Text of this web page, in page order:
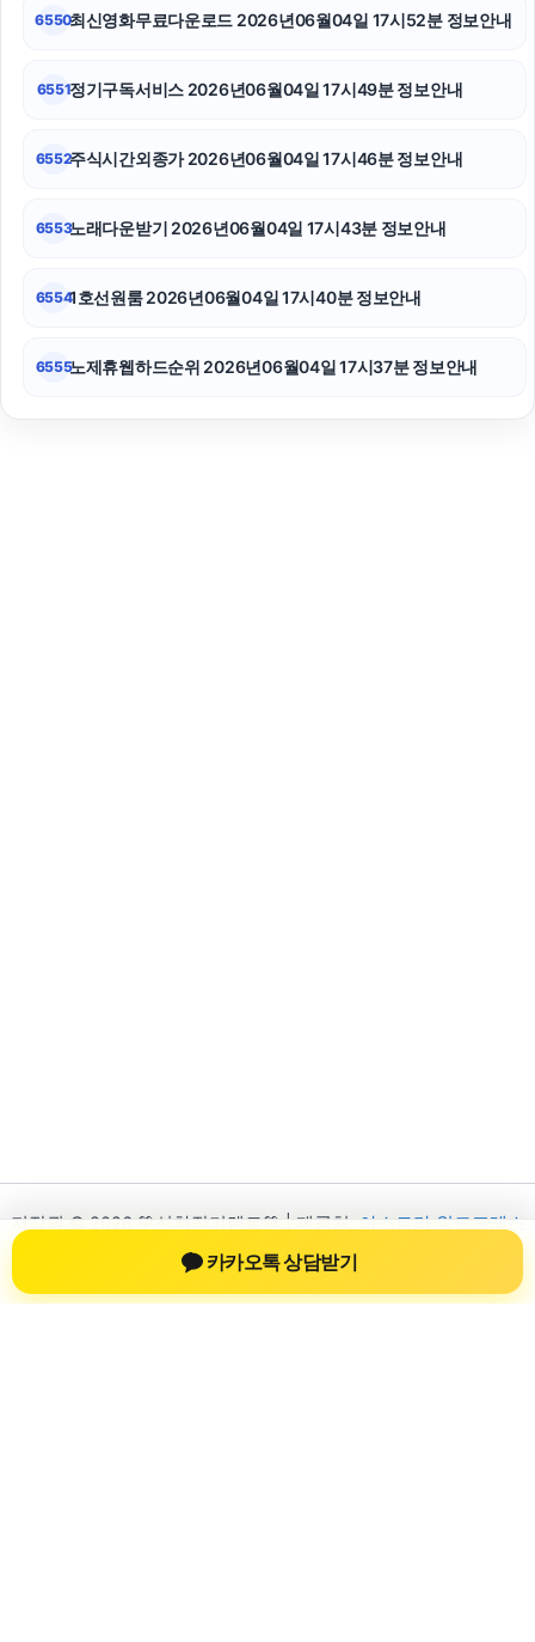
6550최신영화무료다운로드 2026년06월04일 17시52분 정보안내
6551정기구독서비스 2026년06월04일 17시49분 정보안내
6552주식시간외종가 2026년06월04일 17시46분 정보안내
6553노래다운받기 2026년06월04일 17시43분 정보안내
65541호선원룸 2026년06월04일 17시40분 정보안내
6555노제휴웹하드순위 2026년06월04일 17시37분 정보안내
저작권 © 2026 💚신차장기렌트💚 | 제공처:
아스트라 워드프레스
테마
카카오톡 상담받기